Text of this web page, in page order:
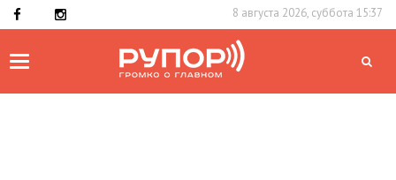
8 августа 2026, суббота 15:37
Toggle